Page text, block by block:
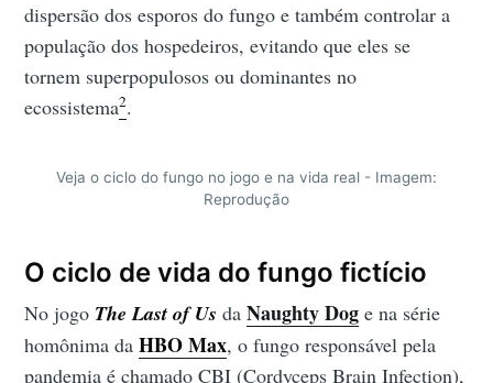
dispersão dos esporos do fungo e também controlar a
população dos hospedeiros, evitando que eles se
tornem superpopulosos ou dominantes no
ecossistema2.
Veja o ciclo do fungo no jogo e na vida real - Imagem:
Reprodução
O ciclo de vida do fungo fictício
No jogo The Last of Us daNaughty Dog e na série
homônima daHBO Max, o fungo responsável pela
pandemia é chamado CBI (Cordyceps Brain Infection),